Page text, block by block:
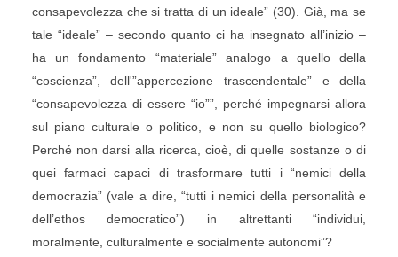
consapevolezza che si tratta di un ideale” (30). Già, ma se
tale “ideale” – secondo quanto ci ha insegnato all’inizio –
ha un fondamento “materiale” analogo a quello della
“coscienza”, dell'”appercezione trascendentale” e della
“consapevolezza di essere “io””, perché impegnarsi allora
sul piano culturale o politico, e non su quello biologico?
Perché non darsi alla ricerca, cioè, di quelle sostanze o di
quei farmaci capaci di trasformare tutti i “nemici della
democrazia” (vale a dire, “tutti i nemici della personalità e
dell’ethos democratico”) in altrettanti “individui,
moralmente, culturalmente e socialmente autonomi”?